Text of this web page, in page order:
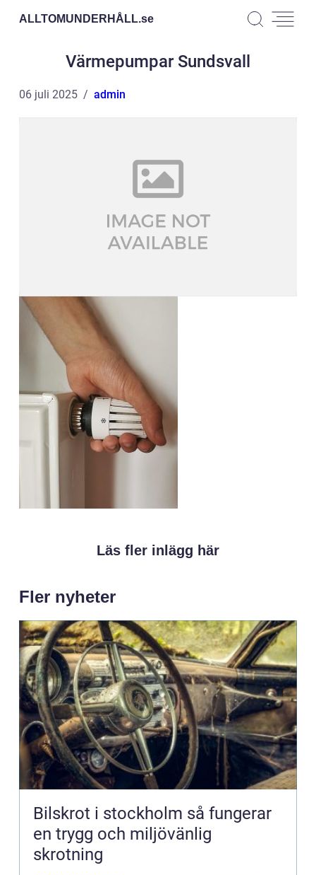
ALLTOMUNDERHÅLL.se
Värmepumpar Sundsvall
06 juli 2025 admin
Läs fler inlägg här
Fler nyheter
Bilskrot i stockholm så fungerar
en trygg och miljövänlig
skrotning